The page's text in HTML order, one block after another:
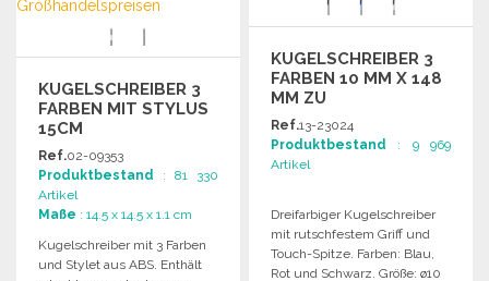
KUGELSCHREIBER 3
FARBEN MIT STYLUS
15CM
Ref.02-09353
Produktbestand : 81 330
Artikel
Maße : 14.5 x 14.5 x 1.1 cm
Kugelschreiber mit 3 Farben
und Stylet aus ABS. Enthält
KUGELSCHREIBER 3
FARBEN 10 MM X 148
MM ZU
GROSSHANDELSPREISEN
Ref.13-23024
Produktbestand : 9 969
Artikel
Dreifarbiger Kugelschreiber
mit rutschfestem Griff und
Touch-Spitze. Farben: Blau,
Rot und Schwarz. Größe: ø10